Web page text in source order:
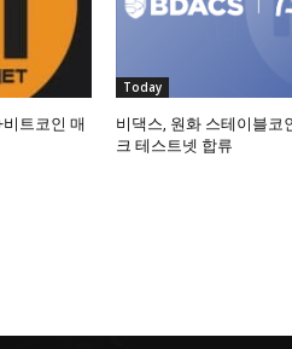
트코인 매
Today
비댁스, 원화 스테이블코
크 테스트넷 합류